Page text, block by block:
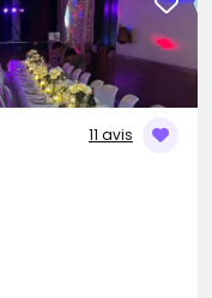
11 avis